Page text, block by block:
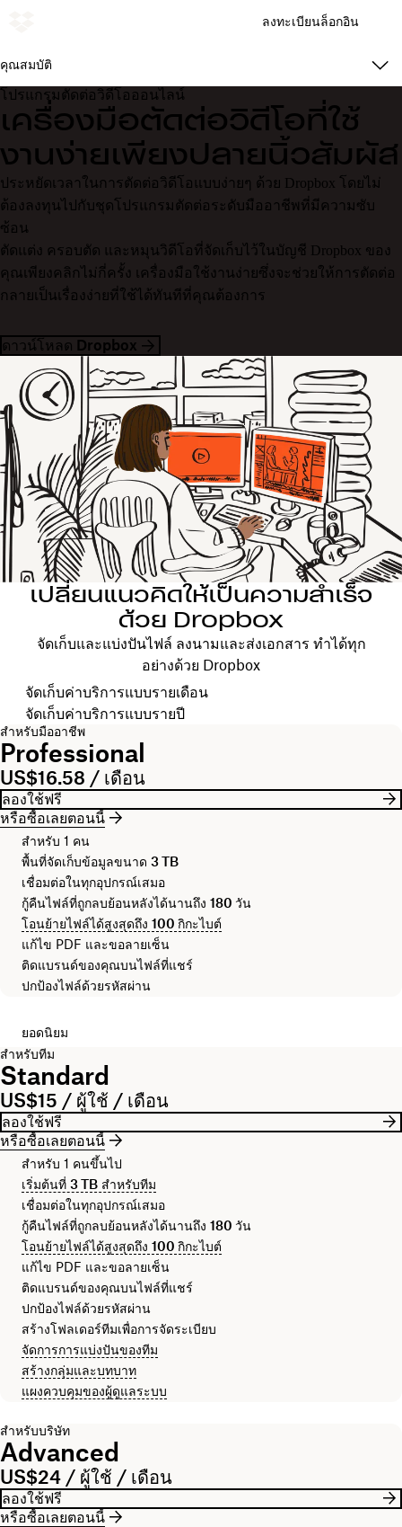
ลงทะเบียนล็อกอิน
คุณสมบัติ
โปรแกรมตัดต่อวิดีโอออนไลน์
เครื่องมือตัดต่อวิดีโอที่ใช้
งานง่ายเพียงปลายนิ้วสัมผัส
ประหยัดเวลาในการตัดต่อวิดีโอแบบง่ายๆ ด้วย Dropbox โดยไม่
ต้องลงทุนไปกับชุดโปรแกรมตัดต่อระดับมืออาชีพที่มีความซับ
ซ้อน
ตัดแต่ง ครอบตัด และหมุนวิดีโอที่จัดเก็บไว้ในบัญชี Dropbox ของ
คุณเพียงคลิกไม่กี่ครั้ง เครื่องมือใช้งานง่ายซึ่งจะช่วยให้การตัดต่อ
กลายเป็นเรื่องง่ายที่ใช้ได้ทันทีที่คุณต้องการ
ดาวน์โหลด Dropbox
เปลี่ยนแนวคิดให้เป็นความสำเร็จ
ด้วย Dropbox
จัดเก็บและแบ่งปันไฟล์ ลงนามและส่งเอกสาร ทำได้ทุก
อย่างด้วย Dropbox
เลือกรอบการเรียกเก็บค่าบริการของคุณ
จัดเก็บค่าบริการแบบรายเดือน
จัดเก็บค่าบริการแบบรายปี
สำหรับมืออาชีพ
Professional
US$16.58 / เดือน
ลองใช้ฟรี
หรือซื้อเลยตอนนี้
สำหรับ 1 คน
พื้นที่จัดเก็บข้อมูลขนาด 3 TB
เชื่อมต่อในทุกอุปกรณ์เสมอ
กู้คืนไฟล์ที่ถูกลบย้อนหลังได้นานถึง 180 วัน
โอนย้ายไฟล์ได้สูงสุดถึง 100 กิกะไบต์
แก้ไข PDF และขอลายเซ็น
ติดแบรนด์ของคุณบนไฟล์ที่แชร์
ปกป้องไฟล์ด้วยรหัสผ่าน
ยอดนิยม
สำหรับทีม
Standard
US$15 / ผู้ใช้ / เดือน
ลองใช้ฟรี
หรือซื้อเลยตอนนี้
สำหรับ 1 คนขึ้นไป
เริ่มต้นที่ 3 TB สำหรับทีม
เชื่อมต่อในทุกอุปกรณ์เสมอ
กู้คืนไฟล์ที่ถูกลบย้อนหลังได้นานถึง 180 วัน
โอนย้ายไฟล์ได้สูงสุดถึง 100 กิกะไบต์
แก้ไข PDF และขอลายเซ็น
ติดแบรนด์ของคุณบนไฟล์ที่แชร์
ปกป้องไฟล์ด้วยรหัสผ่าน
สร้างโฟลเดอร์ทีมเพื่อการจัดระเบียบ
จัดการการแบ่งปันของทีม
สร้างกลุ่มและบทบาท
แผงควบคุมของผู้ดูแลระบบ
สำหรับบริษัท
Advanced
US$24 / ผู้ใช้ / เดือน
ลองใช้ฟรี
หรือซื้อเลยตอนนี้